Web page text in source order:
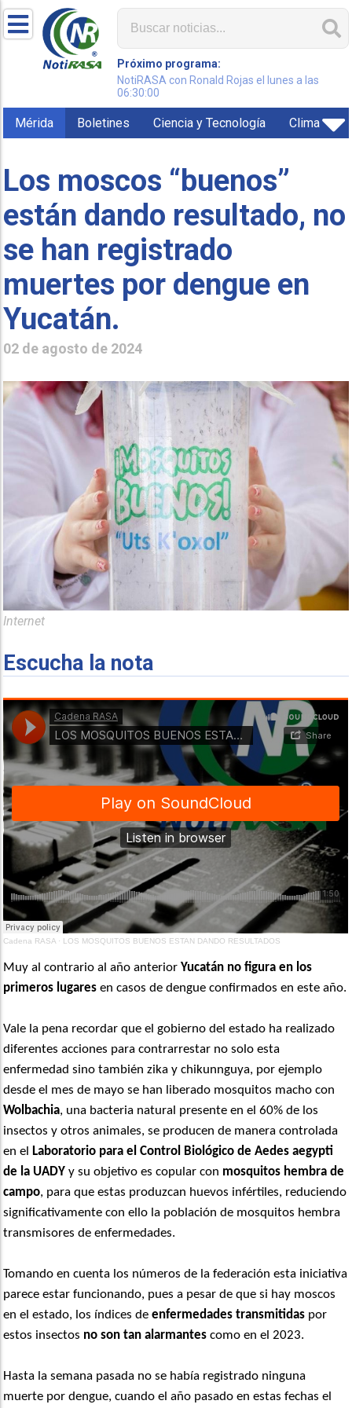
Próximo programa:
NotiRASA con Ronald Rojas el lunes a las
06:30:00
Mérida Boletines Ciencia y Tecnología Clima
Los moscos “buenos”
están dando resultado, no
se han registrado
muertes por dengue en
Yucatán.
02 de agosto de 2024
Internet
Escucha la nota
Cadena RASA · LOS MOSQUITOS BUENOS ESTAN DANDO RESULTADOS
Muy al contrario al año anteriorYucatán no figura en los
primeros lugares en casos de dengue confirmados en este año.
Vale la pena recordar que el gobierno del estado ha realizado
diferentes acciones para contrarrestar no solo esta
enfermedad sino también zika y chikunnguya, por ejemplo
desde el mes de mayo se han liberado mosquitos macho con
Wolbachia, una bacteria natural presente en el 60% de los
insectos y otros animales, se producen de manera controlada
en el
Laboratorio para el Control Biológico de Aedes aegypti
de la UADY y su objetivo es copular con mosquitos hembra de
campo, para que estas produzcan huevos infértiles, reduciendo
significativamente con ello la población de mosquitos hembra
transmisores de enfermedades.
Tomando en cuenta los números de la federación esta iniciativa
parece estar funcionando, pues a pesar de que si hay moscos
en el estado, los índices deenfermedades transmitidas por
estos insectos no son tan alarmantes como en el 2023.
Hasta la semana pasada no se había registrado ninguna
muerte por dengue, cuando el año pasado en estas fechas el